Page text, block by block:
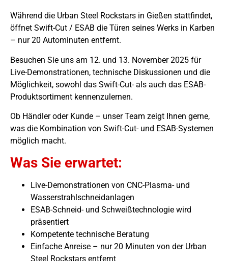
Während die Urban Steel Rockstars in Gießen stattfindet,
öffnet Swift-Cut / ESAB die Türen seines Werks in Karben
– nur 20 Autominuten entfernt.
Besuchen Sie uns am 12. und 13. November 2025 für
Live-Demonstrationen, technische Diskussionen und die
Möglichkeit, sowohl das Swift-Cut- als auch das ESAB-
Produktsortiment kennenzulernen.
Ob Händler oder Kunde – unser Team zeigt Ihnen gerne,
was die Kombination von Swift-Cut- und ESAB-Systemen
möglich macht.
Was Sie erwartet:
Live-Demonstrationen von CNC-Plasma- und
Wasserstrahlschneidanlagen
ESAB-Schneid- und Schweißtechnologie wird
präsentiert
Kompetente technische Beratung
Einfache Anreise – nur 20 Minuten von der Urban
Steel Rockstars entfernt